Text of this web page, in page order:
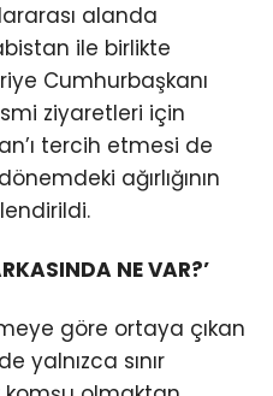
alanda
ile birlikte
Cumhurbaşkanı
ziyaretleri için
tercih etmesi de
ağırlığının
NE VAR?’
göre ortaya çıkan
yalnızca sınır